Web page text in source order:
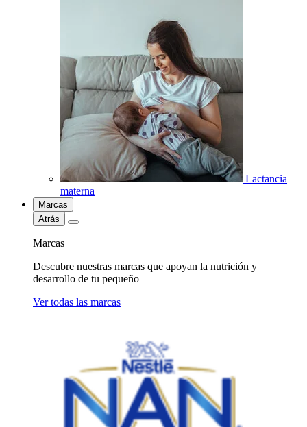
Lactancia
materna
Marcas
Atrás
Marcas
Descubre nuestras marcas que apoyan la nutrición y
desarrollo de tu pequeño
Ver todas las marcas